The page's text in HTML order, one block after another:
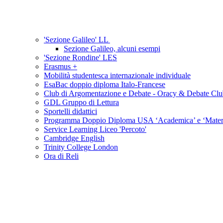
'Sezione Galileo' LL
Sezione Galileo, alcuni esempi
'Sezione Rondine' LES
Erasmus +
Mobilità studentesca internazionale individuale
EsaBac doppio diploma Italo-Francese
Club di Argomentazione e Debate - Oracy & Debate
GDL Gruppo di Lettura
Sportelli didattici
Programma Doppio Diploma USA ‘Academica’ e
Service Learning Liceo 'Percoto'
Cambridge English
Trinity College London
Ora di Reli